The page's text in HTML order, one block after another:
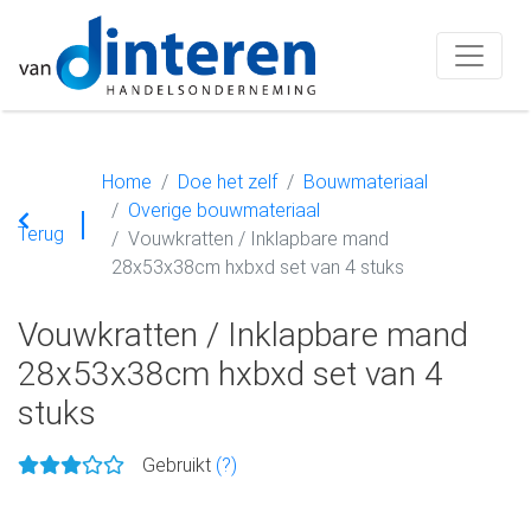
Terug
Home Doe het zelf
Bouwmateriaal
Overige bouwmateriaal
Vouwkratten / Inklapbare mand
28x53x38cm hxbxd set van 4 stuks
Vouwkratten / Inklapbare mand
28x53x38cm hxbxd set van 4
stuks
Gebruikt (?)